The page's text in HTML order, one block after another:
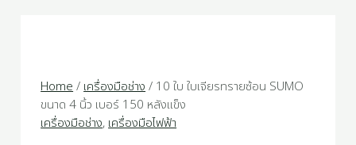
Home / เครื่องมือช่าง / 10 ใบ ใบเจียรทรายซ้อน SUMO
ขนาด 4 นิ้ว เบอร์ 150 หลังแข็ง
เครื่องมือช่าง, เครื่องมือไฟฟ้า